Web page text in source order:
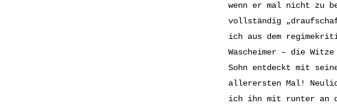
wenn er mal nicht zu
vollständig
ich aus dem
Wascheimer – die
Sohn entdeckt mit
allerersten Mal!
ich ihn mit runter an